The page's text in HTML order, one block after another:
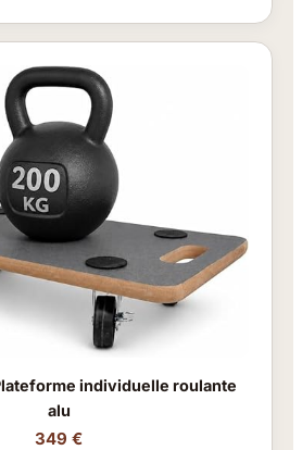
individuelle roulante
alu
349 €